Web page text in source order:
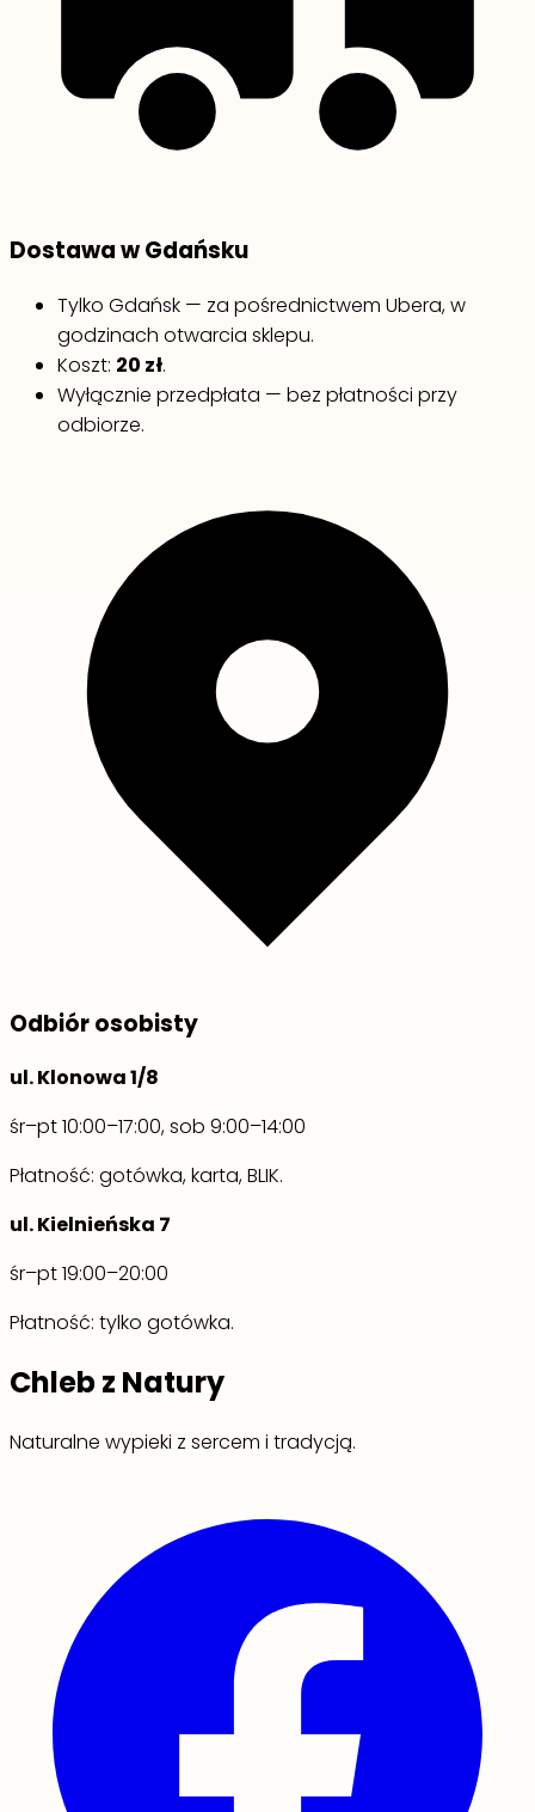
Dostawa w Gdańsku
Tylko Gdańsk — za pośrednictwem Ubera, w
godzinach otwarcia sklepu.
Koszt: 20 zł.
Wyłącznie przedpłata — bez płatności przy
odbiorze.
Odbiór osobisty
ul. Klonowa 1/8
śr–pt 10:00–17:00, sob 9:00–14:00
Płatność: gotówka, karta, BLIK.
ul. Kielnieńska 7
śr–pt 19:00–20:00
Płatność: tylko gotówka.
Chleb z Natury
Naturalne wypieki z sercem i tradycją.